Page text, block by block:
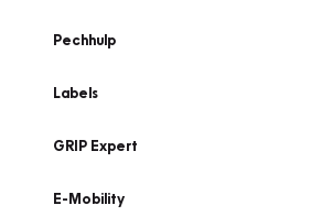
Pechhulp
Labels
GRIP Expert
E-Mobility